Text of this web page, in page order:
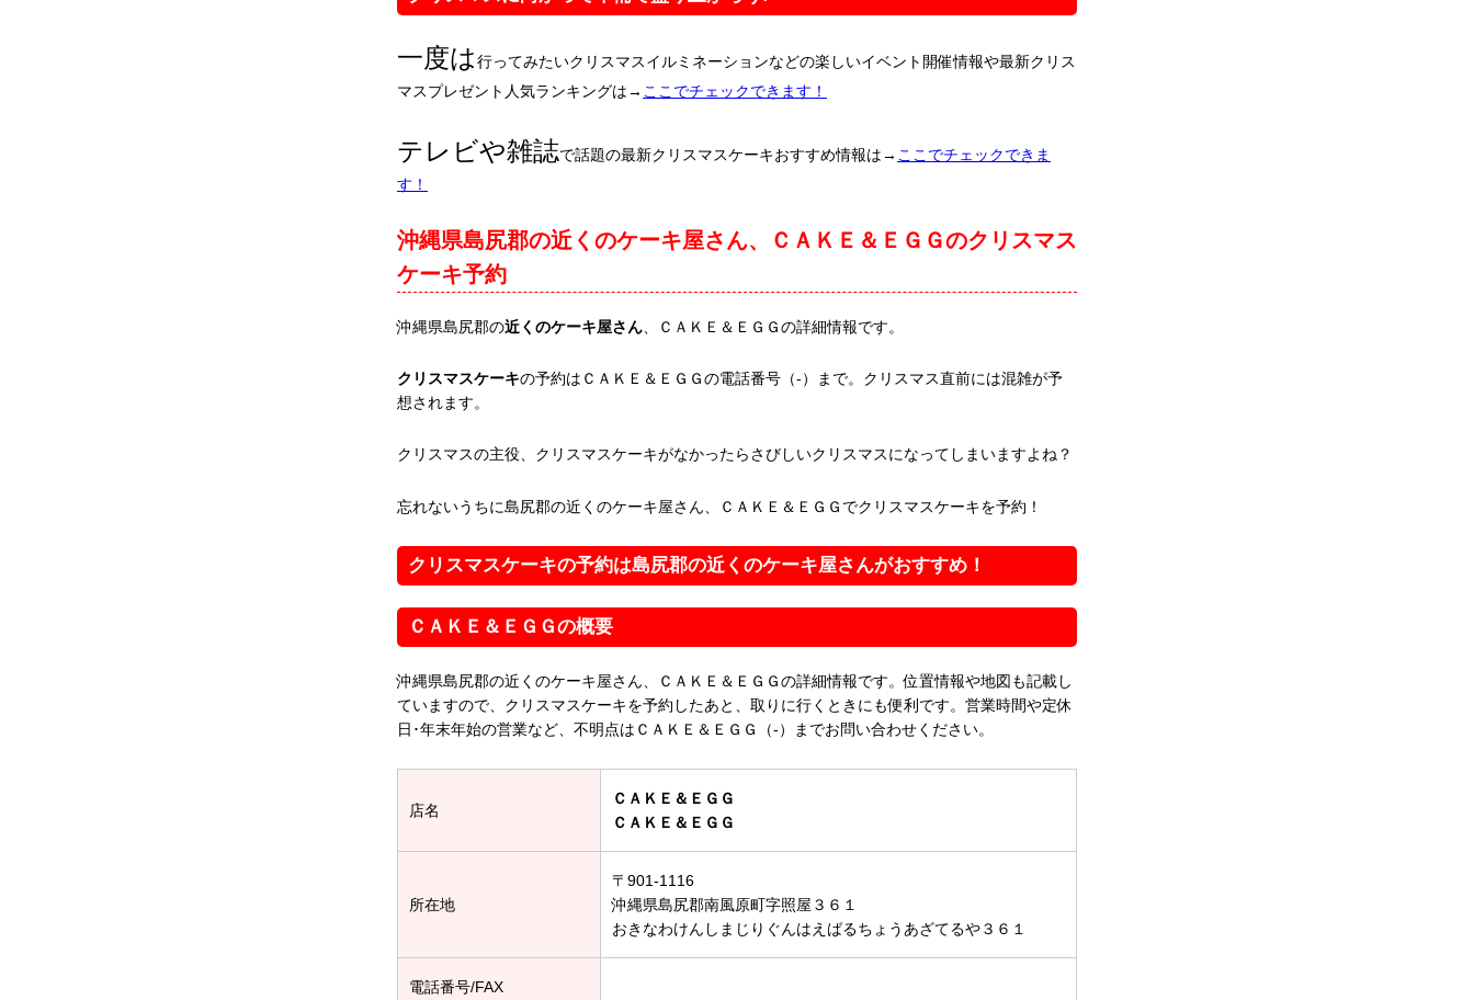
一度は行ってみたいクリスマスイルミネーションなどの楽しいイベント開催情報や最新クリス
マスプレゼント人気ランキングは→ ここでチェックできます！
テレビや雑誌で話題の最新クリスマスケーキおすすめ情報は→ ここでチェックできま
す！
沖縄県島尻郡の近くのケーキ屋さん、ＣＡＫＥ＆ＥＧＧのクリスマス
ケーキ予約
沖縄県島尻郡の近くのケーキ屋さん 、ＣＡＫＥ＆ＥＧＧの詳細情報です。
クリスマスケーキの予約はＣＡＫＥ＆ＥＧＧの電話番号（-）まで。クリスマス直前には混雑が予
想されます。
クリスマスの主役、クリスマスケーキがなかったらさびしいクリスマスになってしまいますよね？
忘れないうちに島尻郡の近くのケーキ屋さん、ＣＡＫＥ＆ＥＧＧでクリスマスケーキを予約！
クリスマスケーキの予約は島尻郡の近くのケーキ屋さんがおすすめ！
ＣＡＫＥ＆ＥＧＧの概要
沖縄県島尻郡の近くのケーキ屋さん、ＣＡＫＥ＆ＥＧＧの詳細情報です。位置情報や地図も記載し
ていますので、クリスマスケーキを予約したあと、取りに行くときにも便利です。営業時間や定休
日･年末年始の営業など、不明点はＣＡＫＥ＆ＥＧＧ（-）までお問い合わせください。
店名
ＣＡＫＥ＆ＥＧＧ
ＣＡＫＥ＆ＥＧＧ
所在地
〒901-1116
沖縄県島尻郡南風原町字照屋３６１
おきなわけんしまじりぐんはえばるちょうあざてるや３６１
電話番号/FAX